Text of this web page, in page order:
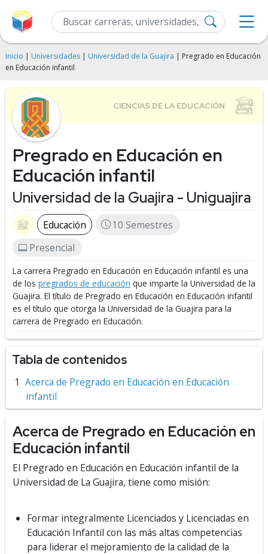
Inicio | Universidades | Universidad de la Guajira | Pregrado en Educación
en Educación infantil
Pregrado en Educación en
Educación infantil
Universidad de la Guajira - Uniguajira
Educación
10 Semestres
Presencial
La carrera Pregrado en Educación en Educación infantil es una
de los pregrados de educación que imparte la Universidad de la
Guajira. El título de Pregrado en Educación en Educación infantil
es el título que otorga la Universidad de la Guajira para la
carrera de Pregrado en Educación.
Tabla de contenidos
Acerca de Pregrado en Educación en Educación
infantil
Acerca de Pregrado en Educación en
Educación infantil
El Pregrado en Educación en Educación infantil de la
Universidad de La Guajira, tiene como misión:
Formar integralmente Licenciados y Licenciadas en
Educación Infantil con las más altas competencias
para liderar el mejoramiento de la calidad de la